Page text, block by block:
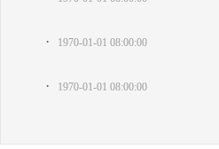
· 1970-01-01 08:00:00
· 1970-01-01 08:00:00